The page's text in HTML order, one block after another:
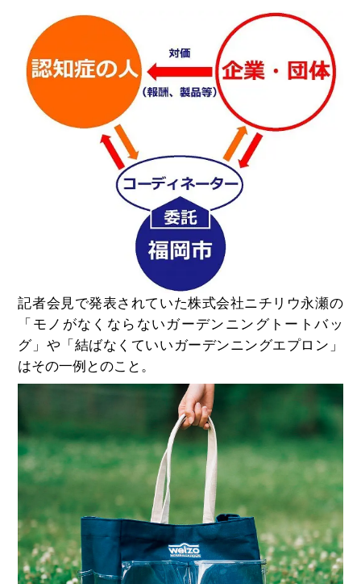
記者会見で発表されていた株式会社ニチリウ永瀬の
「モノがなくならないガーデンニングトートバッ
グ」や「結ばなくていいガーデンニングエプロン」
はその一例とのこと。